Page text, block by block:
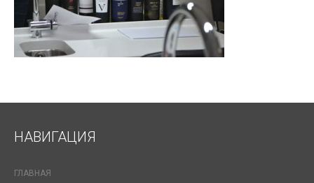
НАВИГАЦИЯ
ГЛАВНАЯ